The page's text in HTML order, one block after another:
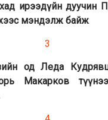
ирээдүйн дуучин
мэндэлж байж
од Леда
Макарков